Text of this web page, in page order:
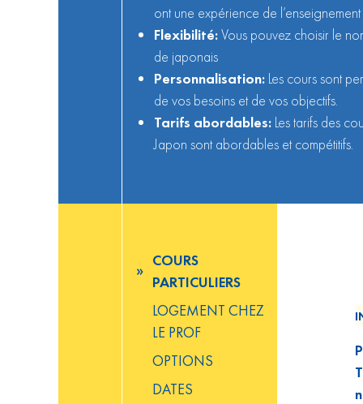
ont une expérience de
Flexibilité:Vous pouvez choisir le
de japonais
Personnalisation: Les cours sont
de vos besoins et de vos objectifs.
Tarifs abordables: Les tarifs des
Japon sont abordables et compétitifs.
COURS
PARTICULIERS
LOGEMENT CHEZ
LE PROF
OPTIONS
DATES